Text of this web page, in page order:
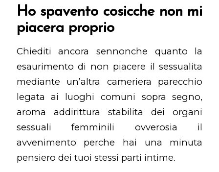
Ho spavento cosicche non mi
piacera proprio
Chiediti ancora sennonche quanto la
esaurimento di non piacere il sessualita
mediante un’altra cameriera parecchio
legata ai luoghi comuni sopra segno,
aroma addirittura stabilita dei organi
sessuali femminili ovverosia il
avvenimento perche hai una minuta
pensiero dei tuoi stessi parti intime.